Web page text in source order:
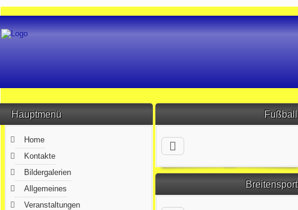
Hauptmenü
Home
Kontakte
Bildergalerien
Allgemeines
Veranstaltungen
Fußball
Breitensport